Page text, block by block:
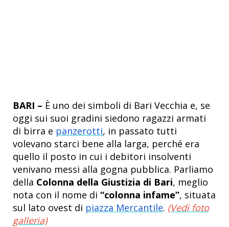
BARI – È uno dei simboli di Bari Vecchia e, se
oggi sui suoi gradini siedono ragazzi armati
di birra e panzerotti, in passato tutti
volevano starci bene alla larga, perché era
quello il posto in cui i debitori insolventi
venivano messi alla gogna pubblica. Parliamo
della Colonna della Giustizia di Bari, meglio
nota con il nome di “colonna infame”, situata
sul lato ovest di piazza Mercantile. (Vedi foto
galleria)